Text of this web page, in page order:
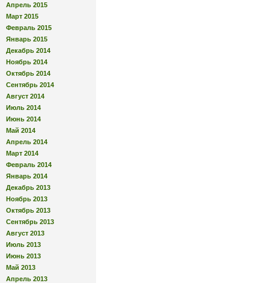
Апрель 2015
Март 2015
Февраль 2015
Январь 2015
Декабрь 2014
Ноябрь 2014
Октябрь 2014
Сентябрь 2014
Август 2014
Июль 2014
Июнь 2014
Май 2014
Апрель 2014
Март 2014
Февраль 2014
Январь 2014
Декабрь 2013
Ноябрь 2013
Октябрь 2013
Сентябрь 2013
Август 2013
Июль 2013
Июнь 2013
Май 2013
Апрель 2013